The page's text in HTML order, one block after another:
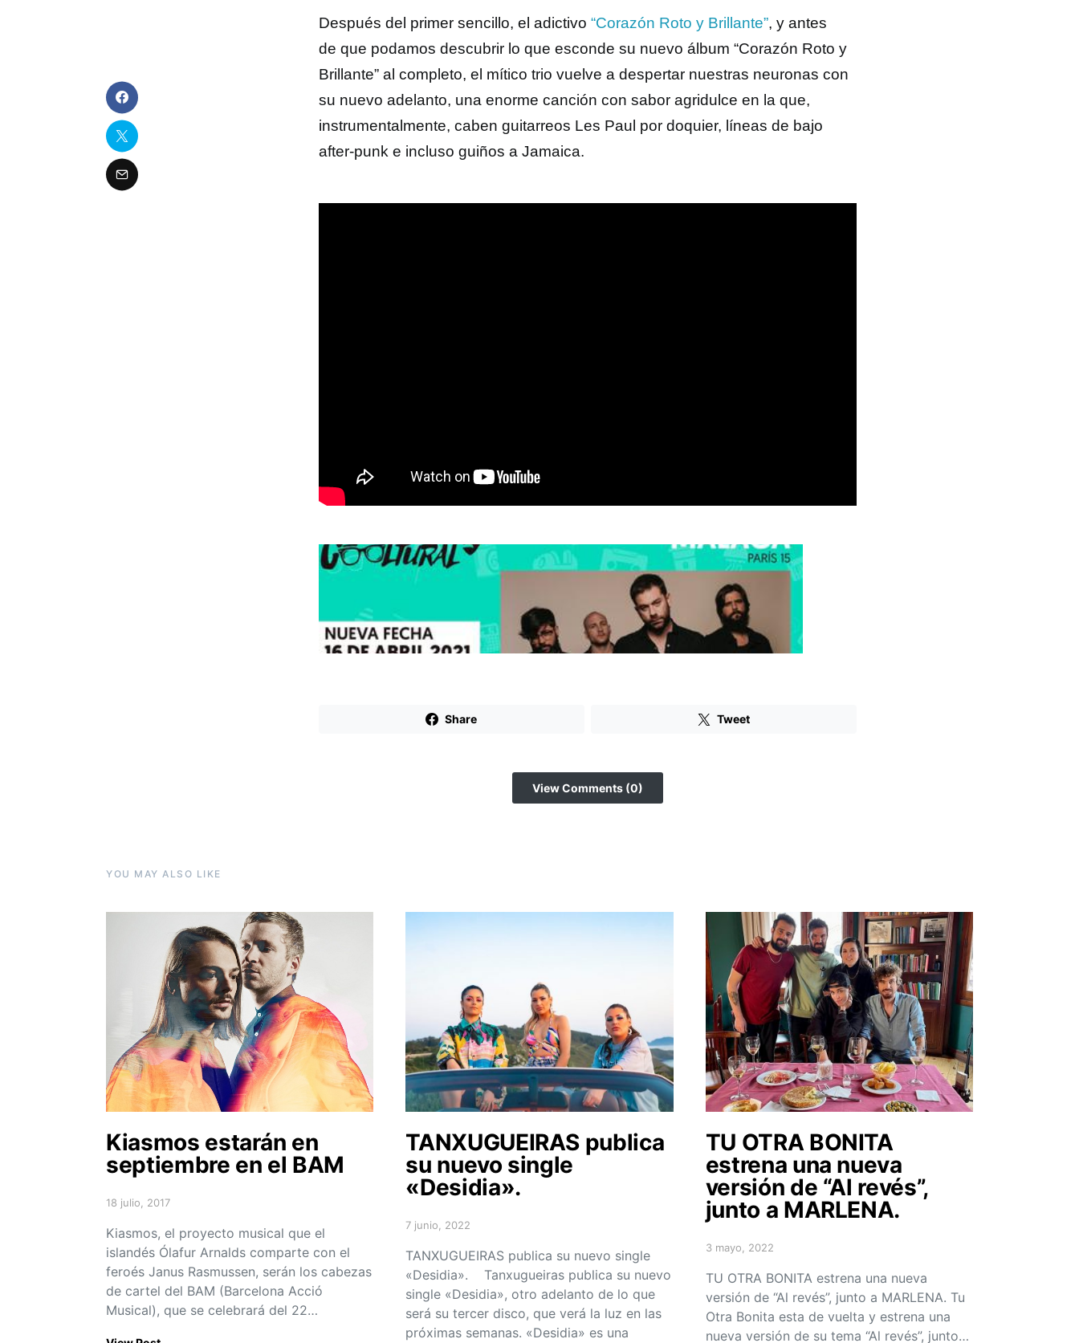
Después del primer sencillo, el adictivo “Corazón Roto y Brillante”, y antes
de que podamos descubrir lo que esconde su nuevo álbum “Corazón Roto y
Brillante” al completo, el mítico trio vuelve a despertar nuestras neuronas con
su nuevo adelanto, una enorme canción con sabor agridulce en la que,
instrumentalmente, caben guitarreos Les Paul por doquier, líneas de bajo
after-punk e incluso guiños a Jamaica.
Share Tweet
View Comments (0)
YOU MAY ALSO LIKE
Kiasmos estarán en
septiembre en el BAM
Posted on
18 julio, 2017
Kiasmos, el proyecto musical que el
islandés Ólafur Arnalds comparte con el
feroés Janus Rasmussen, serán los cabezas
de cartel del BAM (Barcelona Acció
Musical), que se celebrará del 22…
TANXUGUEIRAS publica
su nuevo single
«Desidia».
Posted on
7 junio, 2022
TANXUGUEIRAS publica su nuevo single
«Desidia». Tanxugueiras publica su nuevo
single «Desidia», otro adelanto de lo que
será su tercer disco, que verá la luz en las
próximas semanas. «Desidia» es una
TU OTRA BONITA
estrena una nueva
versión de “Al revés”,
junto a MARLENA.
Posted on
3 mayo, 2022
TU OTRA BONITA estrena una nueva
versión de “Al revés”, junto a MARLENA. Tu
Otra Bonita esta de vuelta y estrena una
nueva versión de su tema “Al revés”, junto…